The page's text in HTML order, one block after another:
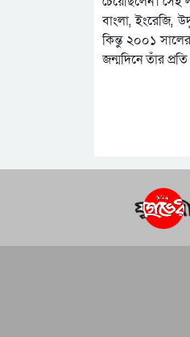
বাংলা, ইংরেজি,
কিন্তু ২০০১
জন্মদিনে তাঁর প্রতি